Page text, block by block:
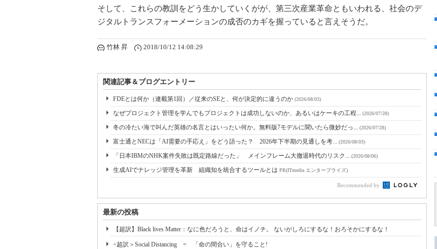
そして、これらの教訓をどう生かしていくがが、第三次産業革命ともいわれる、社会のデ
ジタルトランスフォーメーションの成否のカギを握っていると言えそうだ。
竹林 昇 2018/10/12 14:08:29
関連記事＆ブログエントリー
FDEとは何か（連載第1回）／従来のSEと、何が決定的に違うのか (2026/08/03)
なぜプロジェクト管理を学んでもプロジェクトは成功しないのか、あるいはケーキの工程... (2026/07/28)
冬の冷たい海で叫んだ英雄の名言とはいったい何か。無料版7モデルに聞いたら微妙だっ... (2026/07/28)
富士通とNECは「AI需要の手応え」をどう語った？ 2026年下半期の見通しを考... (2026/08/03)
「日本IBMのNHK案件失敗は既定路線だった」 メインフレーム大撤退時代のリスク... (2026/08/06)
生成AIでナレッジ管理を革新 組織知を統合するツールとは PR(ITmedia エンタープライズ)
Recommended by
最新の投稿
【超訳】Black lives Matter：なに色だろうと、命はイノチ。 ないがしろにするな！おろそかにするな！
<超訳＞Social Distancing = 「命の間合い」を守ること!